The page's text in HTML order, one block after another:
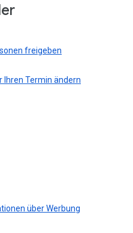
freigeben
Termin ändern
über Werbung